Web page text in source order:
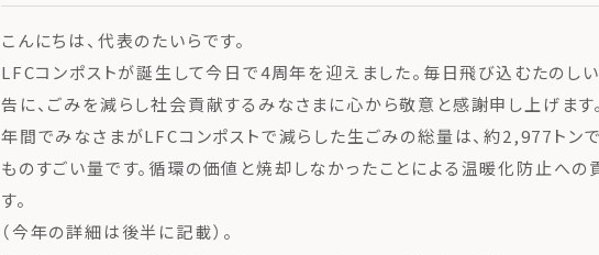
こんにちは、代表のたいらです。
LFCコンポストが誕生して今日で4周年を迎えました。毎日飛び込むたのし
告に、ごみを減らし社会貢献するみなさまに心から敬意と感謝申し上げます
年間でみなさまがLFCコンポストで減らした生ごみの総量は、約2,977トンで
ものすごい量です。循環の価値と焼却しなかったことによる温暖化防止への
す。
（今年の詳細は後半に記載）。